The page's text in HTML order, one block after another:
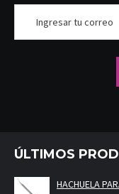
ÚLTIMOS
HACHUELA